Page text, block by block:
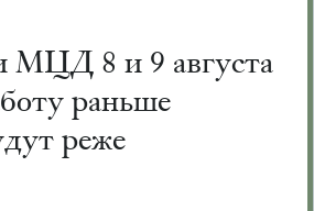
МЦД 8 и 9 августа
раньше
реже